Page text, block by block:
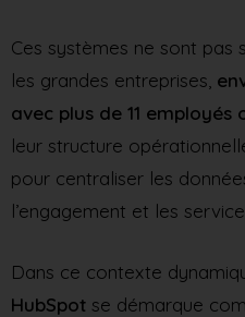
Ces systèmes ne sont pas
les grandes entreprises,
avec plus de 11 employés
leur structure
pour centraliser les
l’engagement et les
Dans ce contexte
HubSpot se démarque